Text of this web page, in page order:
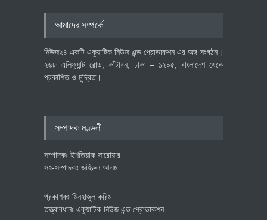
আমাদের সম্পর্কে
নিউজ২৪ একটি একুয়াটিক নিউজ এন্ড প্রোডাকশন এর অঙ্গ সংগঠন।
২৬৮ এলিফ্যান্ট রোড, কাঁটাবন, ঢাকা – ১২০৫, বাংলাদেশ থেকে
প্রকাশিত ও মুদ্রিত।
সম্পাদক মণ্ডলী
সম্পাদকঃ ইশতিয়াক সারোয়ার
সহ-সম্পাদকঃ জহিরুল আলম
প্রকাশকঃ মিনহাজুল করিম
তত্ত্বাবধানঃ একুয়াটিক নিউজ এন্ড প্রোডাকশন